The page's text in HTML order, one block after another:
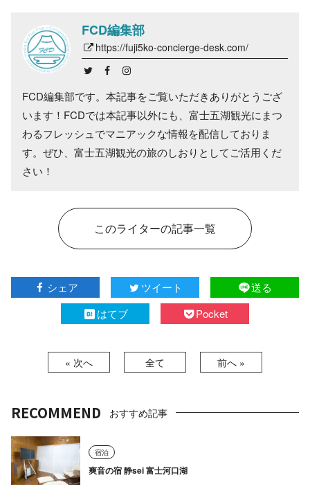
FCD編集部
https://fuji5ko-concierge-desk.com/
FCD編集部です。本記事をご覧いただきありがとうござ
います！FCDでは本記事以外にも、富士五湖観光にまつ
わるフレッシュでマニアックな情報を配信しておりま
す。ぜひ、富士五湖観光の旅のしおりとしてご活用くだ
さい！
このライターの記事一覧
シェア ツイート
送る
はてブ
Pocket
« 次へ 全て 前へ »
RECOMMEND おすすめ記事
宿泊
爽音の宿 静sei 富士河口湖